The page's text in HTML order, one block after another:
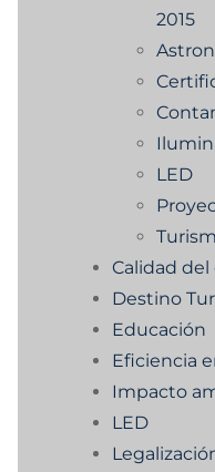
2015
LED
Calidad
Destino
Educación
Eficiencia
Impacto
LED